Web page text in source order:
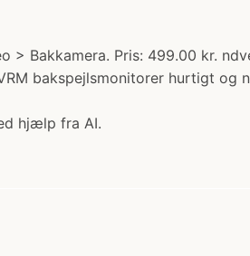
> Bakkamera. Pris: 499.00 kr.
bakspejlsmonitorer hurtigt
hjælp fra AI.